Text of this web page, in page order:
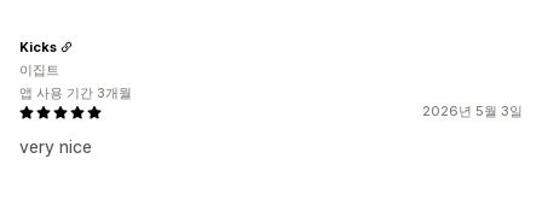
2026년 5월 3일
very nice
Kicks
이집트
앱 사용 기간 3개월